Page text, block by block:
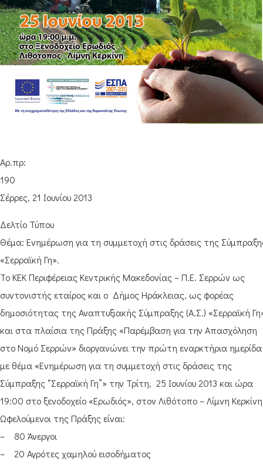
Αρ.πρ:
Σέρρες, 21 Ιουνίου 2013
Δελτίο Τύπου
Θέμα: Ενημέρωση για τη συμμετοχή στις δράσεις της
«Σερραϊκή Γη».
Το ΚΕΚ Περιφέρειας Κεντρικής Μακεδονίας – Π.Ε. Σερρών ως
συντονιστής εταίρος και ο Δήμος Ηράκλειας, ως φορέας
δημοσιότητας της Αναπτυξιακής Σύμπραξης (Α.Σ.) «Σερραϊκή
και στα πλαίσια της Πράξης «Παρέμβαση για την Απασχόληση
στο Νομό Σερρών» διοργανώνει την πρώτη εναρκτήρια ημερίδα
με θέμα «Ενημέρωση για τη συμμετοχή στις δράσεις της
Σύμπραξης “Σερραϊκή Γη”» την Τρίτη, 25 Ιουνίου 2013 και ώρα
19:00 στο ξενοδοχείο «Ερωδιός», στον Λιθότοπο – Λίμνη Κερκίνη
Ωφελούμενοι της Πράξης είναι:
– 80 Άνεργοι
– 20 Αγρότες χαμηλού εισοδήματος